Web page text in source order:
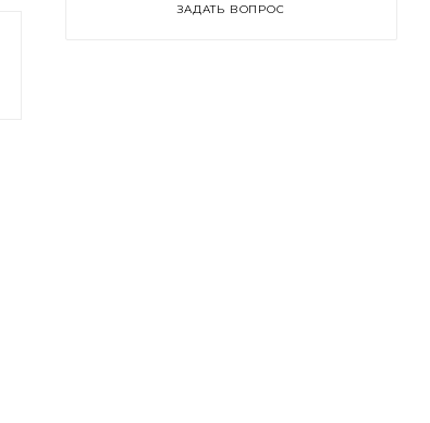
ЗАДАТЬ ВОПРОС